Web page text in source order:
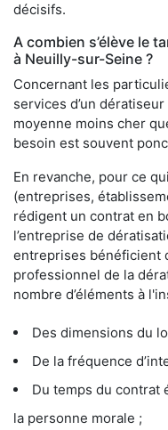
décisifs.
A combien s’élève le
à Neuilly-sur-Seine ?
Concernant les
services d’un
moyenne moins cher
besoin est souvent
En revanche, pour ce
(entreprises,
rédigent un contrat en
l’entreprise de
entreprises bénéficient
professionnel de la
nombre d’éléments à
Des dimensions du
De la fréquence
Du temps du contrat
la personne morale ;